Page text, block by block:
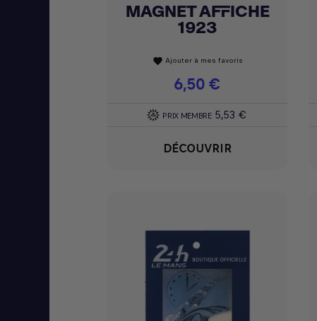
Achat express
MAGNET AFFICHE
1923
favorite Ajouter à mes favoris
Prix
6,50 €
PRIX MEMBRE 5,53 €
DÉCOUVRIR